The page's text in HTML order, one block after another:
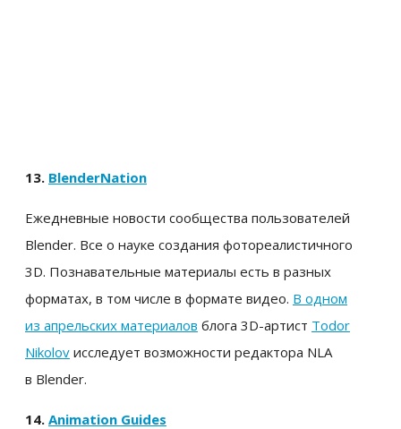
13. BlenderNation
Ежедневные новости сообщества пользователей
Blender. Все о науке создания фотореалистичного
3D. Познавательные материалы есть в разных
форматах, в том числе в формате видео. В одном
из апрельских материалов блога 3D-артист Todor
Nikolov исследует возможности редактора NLA
в Blender.
14. Animation Guides